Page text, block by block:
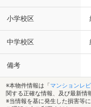
小学校区
中学校区
備考
※本物件情報は「 マンションレ
関する正確な情報、及び最新情
※当情報を基に発生した損害等